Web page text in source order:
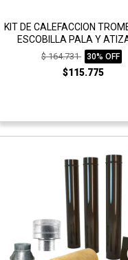
KIT DE CALEFACCION
ESCOBILLA PALA Y
$ 164.731 30% OFF
$115.775